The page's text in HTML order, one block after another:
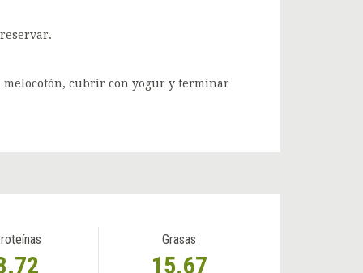
melocotón, cubrir con yogur y terminar
Grasas
15.67